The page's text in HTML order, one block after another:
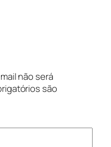
não será
são